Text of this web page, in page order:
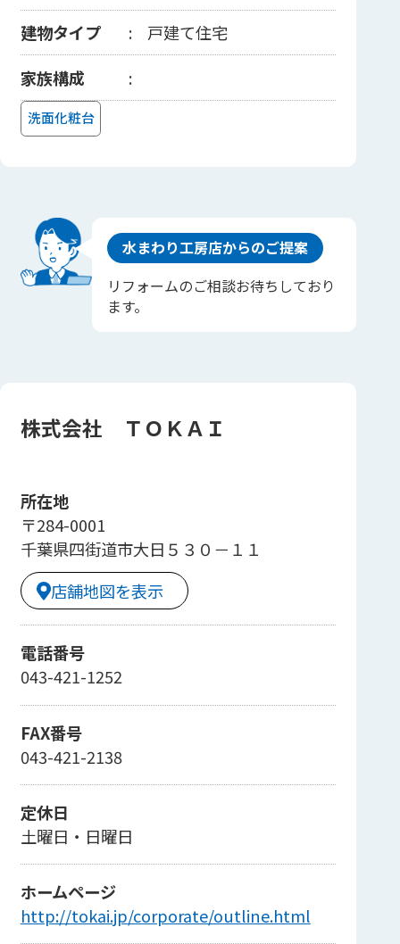
建物タイプ
戸建て住宅
家族構成
洗面化粧台
水まわり工房店からのご提案
リフォームのご相談お待ちしており
ます。
株式会社 ＴＯＫＡＩ
所在地
〒284-0001
千葉県四街道市大日５３０－１１
店舗地図を表示
電話番号
043-421-1252
FAX番号
043-421-2138
定休日
土曜日・日曜日
ホームページ
http://tokai.jp/corporate/outline.html